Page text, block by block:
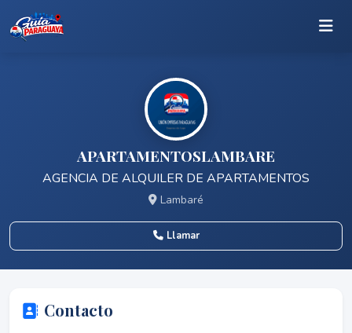
APARTAMENTOSLAMBARE
AGENCIA DE ALQUILER DE APARTAMENTOS
Lambaré
Llamar
Contacto